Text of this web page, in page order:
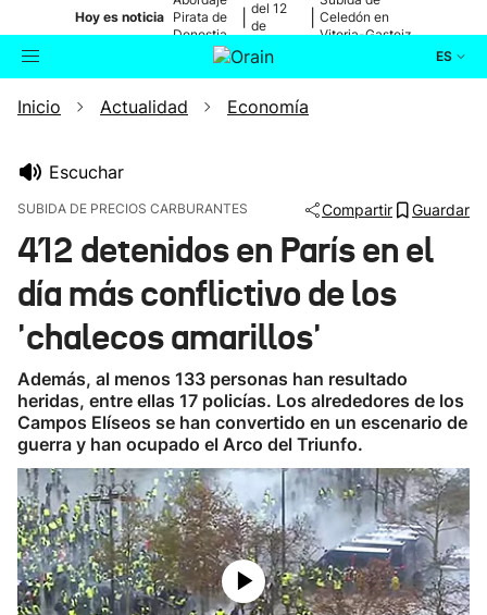
Hoy es noticia Pirata de
Donostia
del 12
de
Celedón en
Vitoria-Gasteiz
ES
Buscador Actualidad
Ikusmiran
Eguraldia
Inicio Actualidad Economía
Escuchar
SUBIDA DE PRECIOS CARBURANTES Compartir Guardar
412 detenidos en París en el
día más conflictivo de los
'chalecos amarillos'
Además, al menos 133 personas han resultado
heridas, entre ellas 17 policías. Los alrededores de los
Campos Elíseos se han convertido en un escenario de
guerra y han ocupado el Arco del Triunfo.